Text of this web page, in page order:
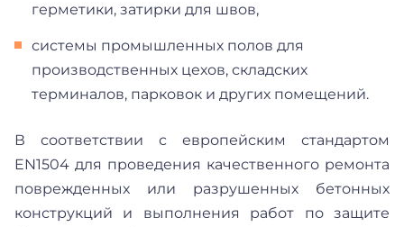
герметики, затирки для швов,
системы промышленных полов для
производственных цехов, складских
терминалов, парковок и других помещений.
В соответствии с европейским стандартом
EN1504 для проведения качественного ремонта
поврежденных или разрушенных бетонных
конструкций и выполнения работ по защите